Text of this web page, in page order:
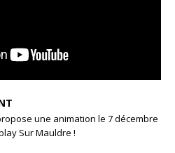
une animation le 7 décembre
Sur Mauldre !